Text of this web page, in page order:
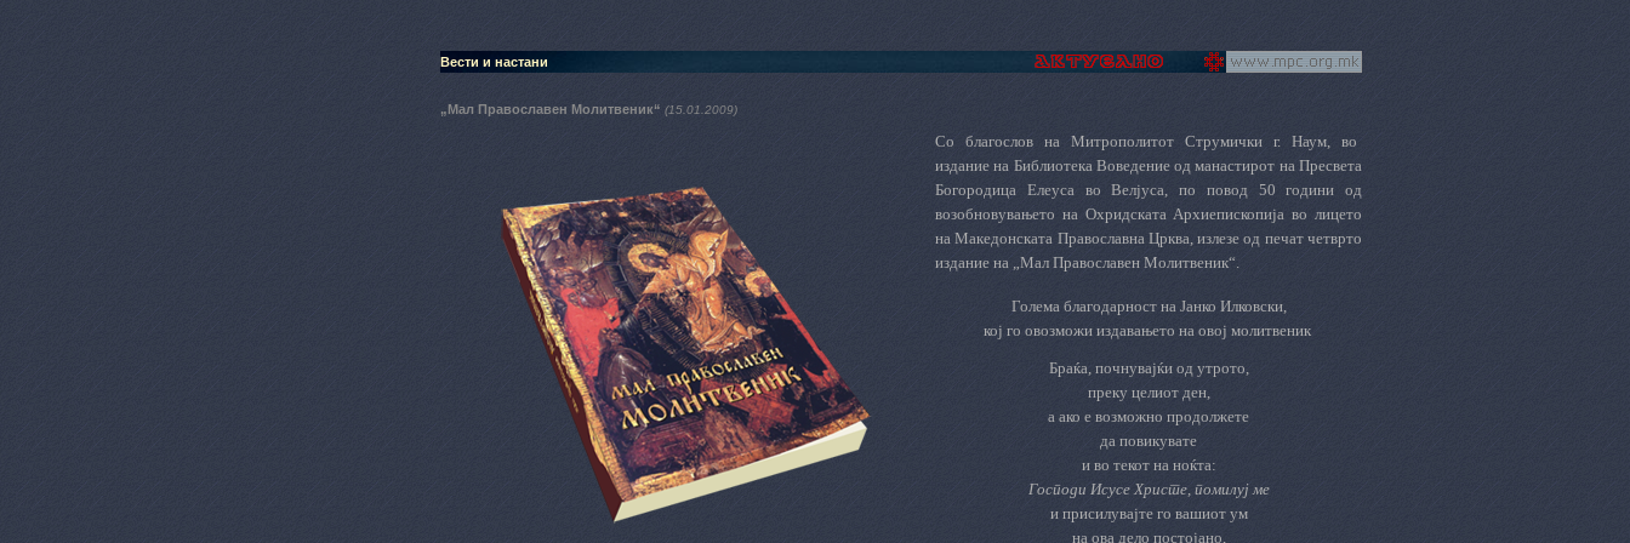
Вести и настани
„Мал Православен Молитвеник“ (15.01.2009)
Со благослов на Митрополитот Струмички г. Наум, во
издание на Библиотека Воведение од манастирот на Пресвета
Богородица Елеуса во Велјуса, по повод 50 години од
возобновувањето на Охридската Архиепископија во лицето
на Македонската Православна Црква, излезе од печат четврто
издание на „Мал Православен Молитвеник“.
Голема благодарност на Јанко Илковски,
кој го овозможи издавањето на овој молитвеник
Браќа, почнувајќи од утрото,
преку целиот ден,
а ако е возможно продолжете
да повикувате
и во текот на ноќта:
Господи Исусе Христе, помилуј ме
и присилувајте го вашиот ум
на ова дело постојано,